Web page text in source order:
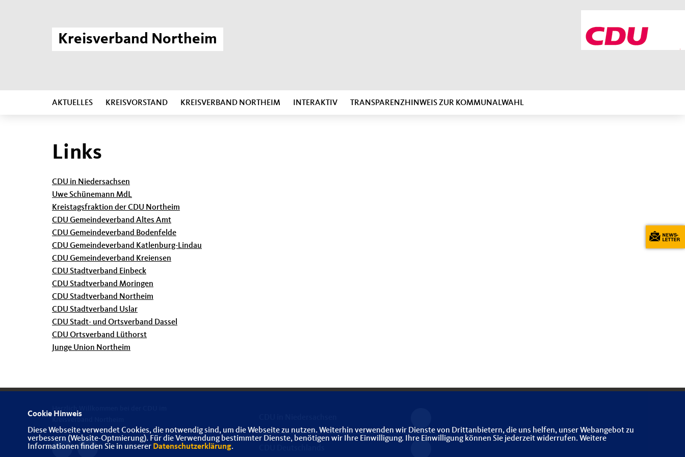
Kreisverband Northeim
AKTUELLES KREISVORSTAND KREISVERBAND NORTHEIM INTERAKTIV TRANSPARENZHINWEIS ZUR KOMMUNALWAHL
Links
CDU in Niedersachsen
Uwe Schünemann MdL
Kreistagsfraktion der CDU Northeim
CDU Gemeindeverband Altes Amt
CDU Gemeindeverband Bodenfelde
CDU Gemeindeverband Katlenburg-Lindau
CDU Gemeindeverband Kreiensen
CDU Stadtverband Einbeck
CDU Stadtverband Moringen
CDU Stadtverband Northeim
CDU Stadtverband Uslar
CDU Stadt- und Ortsverband Dassel
CDU Ortsverband Lüthorst
Junge Union Northeim
Cookie Hinweis
Diese Webseite verwendet Cookies, die notwendig sind, um die Webseite zu nutzen. Weiterhin verwenden wir Dienste von Drittanbietern, die uns helfen, unser Webangebot zu
verbessern (Website-Optmierung). Für die Verwendung bestimmter Dienste, benötigen wir Ihre Einwilligung. Ihre Einwilligung können Sie jederzeit widerrufen. Weitere
Informationen finden Sie in unserer Datenschutzerklärung.